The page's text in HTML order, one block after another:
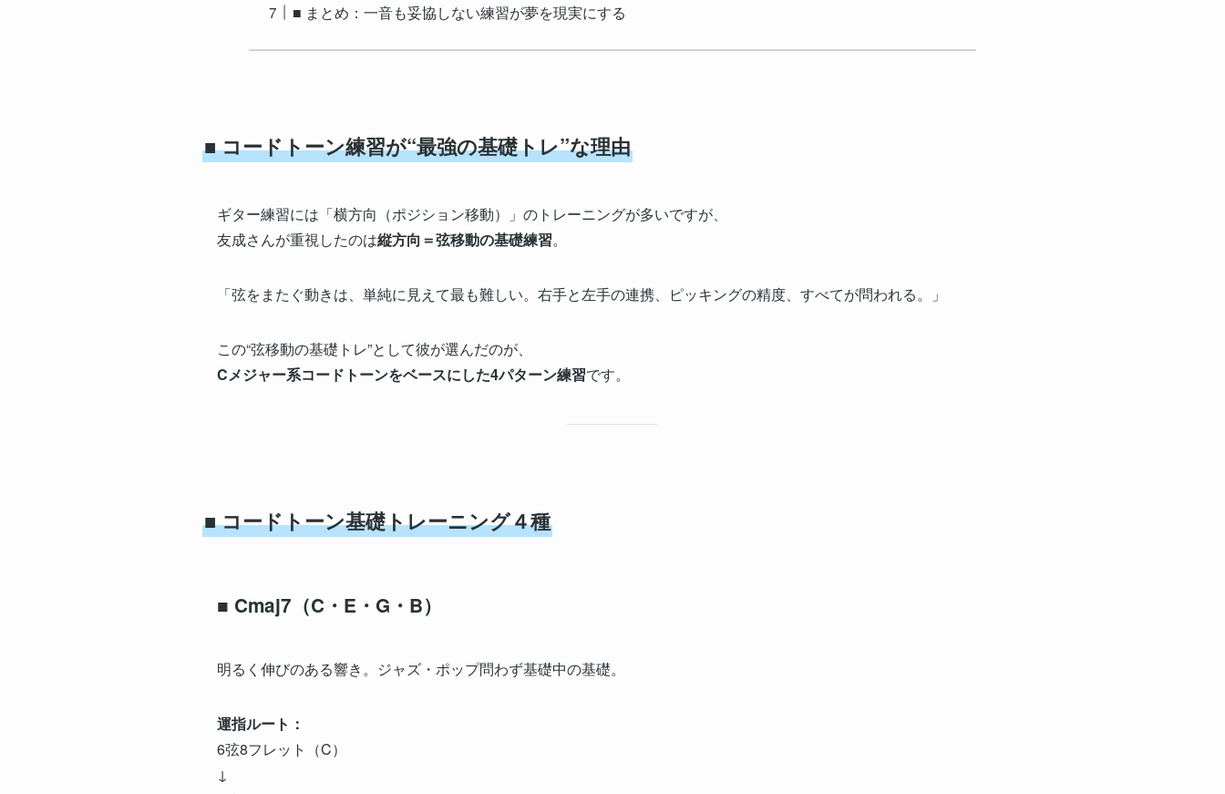
■ まとめ：一音も妥協しない練習が夢を現実にする
■ コードトーン練習が“最強の基礎トレ”な理由
ギター練習には「横方向（ポジション移動）」のトレーニングが多いですが、
友成さんが重視したのは縦方向＝弦移動の基礎練習。
「弦をまたぐ動きは、単純に見えて最も難しい。右手と左手の連携、ピッキングの精度、すべてが問われる。」
この“弦移動の基礎トレ”として彼が選んだのが、
Cメジャー系コードトーンをベースにした4パターン練習です。
■ コードトーン基礎トレーニング４種
■ Cmaj7（C・E・G・B）
明るく伸びのある響き。ジャズ・ポップ問わず基礎中の基礎。
運指ルート：
6弦8フレット（C）
↓